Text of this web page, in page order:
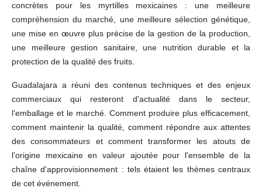
concrètes pour les myrtilles mexicaines : une meilleure
compréhension du marché, une meilleure sélection génétique,
une mise en œuvre plus précise de la gestion de la production,
une meilleure gestion sanitaire, une nutrition durable et la
protection de la qualité des fruits.
Guadalajara a réuni des contenus techniques et des enjeux
commerciaux qui resteront d'actualité dans le secteur,
l'emballage et le marché. Comment produire plus efficacement,
comment maintenir la qualité, comment répondre aux attentes
des consommateurs et comment transformer les atouts de
l'origine mexicaine en valeur ajoutée pour l'ensemble de la
chaîne d'approvisionnement : tels étaient les thèmes centraux
de cet événement.